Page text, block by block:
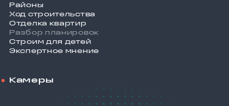
Районы
Ход строительства
Отделка квартир
Разбор планировок
Строим для детей
Экспертное мнение
Камеры